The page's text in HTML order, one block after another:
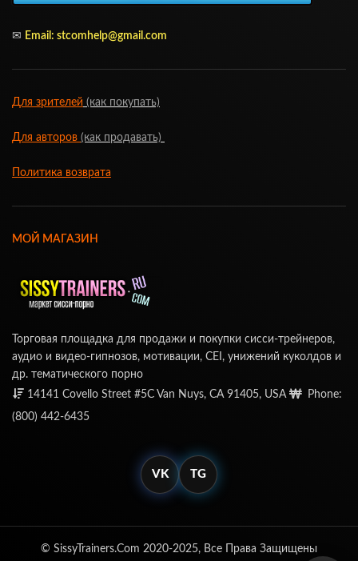
✉ Email: stcomhelp@gmail.com
Для зрителей (как покупать)
Для авторов (как продавать)
Политика возврата
МОЙ МАГАЗИН
Торговая площадка для продажи и покупки сисси-трейнеров,
аудио и видео-гипнозов, мотивации, CEI, унижений куколдов и
др. тематического порно
14141 Covello Street #5C Van Nuys, CA 91405, USA
Phone:
(800) 442-6435
VK TG
© SissyTrainers.Com 2020-2025, Все Права Защищены